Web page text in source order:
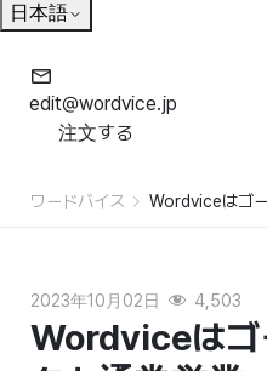
日本語
edit@wordvice.jp
注文する
ワードバイス Wordviceはゴ
2023年10月02日 4,503
Wordviceはゴ